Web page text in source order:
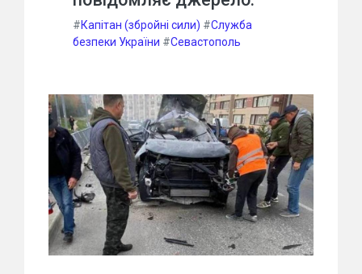
#Капітан (збройні сили) #Служба
безпеки України #Севастополь